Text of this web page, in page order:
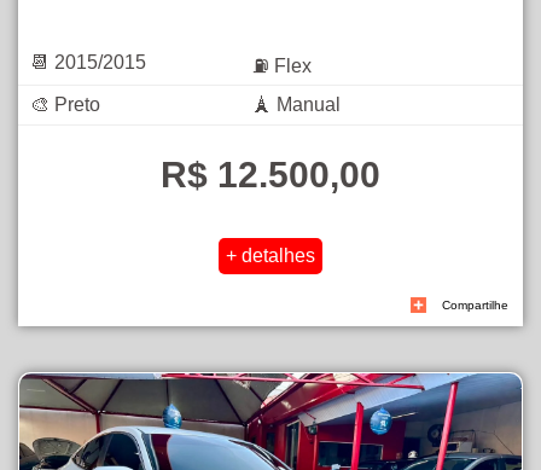
📆 2015/2015
⛽ Flex
🎨 Preto
🗼 Manual
R$ 12.500,00
Compartilhe